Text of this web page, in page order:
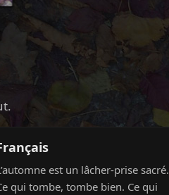
est un lâcher-prise sacré.
qui tombe, tombe bien. Ce qui